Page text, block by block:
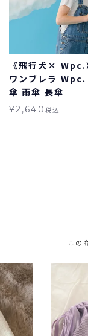
《飛行犬× Wpc.
ワンブレラ Wpc.
傘 雨傘 長傘
¥2,640 税込
この